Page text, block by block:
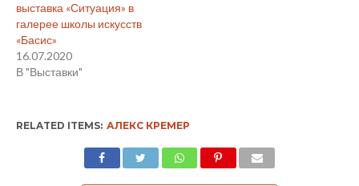
выставка «Ситуация» в
галерее школы искусств
«Басис»
16.07.2020
В "Выставки"
RELATED ITEMS: АЛЕКС КРЕМЕР